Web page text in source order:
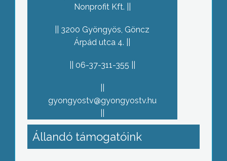
Nonprofit Kft.
3200 Gyöngyös, Göncz
Árpád utca 4.
06-37-311-355
gyongyostv@gyongyostv.hu
Állandó támogatóink